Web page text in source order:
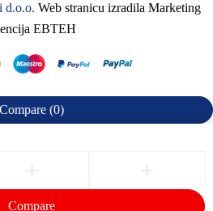
d.o.o. Web stranicu izradila Marketing
EBTEH
Compare (0)
Compare